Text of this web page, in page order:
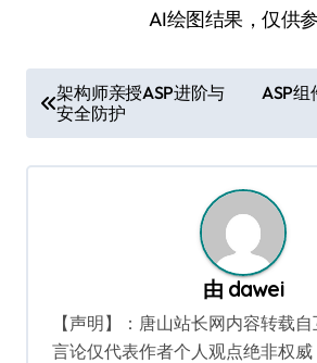
AI绘图结果，仅供
章
导
架构师亲授ASP进阶与
安全防护
ASP
由 dawei
【声明】：唐山站长网内容转载
言论仅代表作者个人观点绝非权